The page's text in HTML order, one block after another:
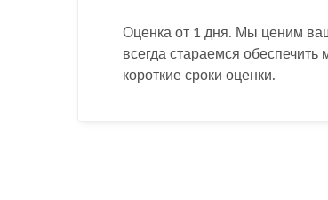
Оценка от 1 дня. Мы ценим
всегда стараемся обеспечить
короткие сроки оценки.